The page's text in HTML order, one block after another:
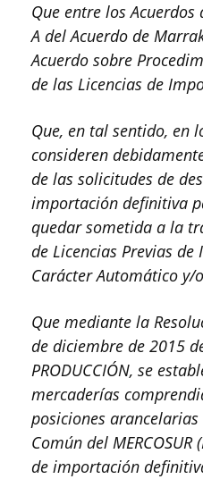
Que entre los Acuerdos
A del Acuerdo de
Acuerdo sobre
de las Licencias de
Que, en tal sentido, en
consideren
de las solicitudes de
importación definitiva
quedar sometida a la
de Licencias Previas
Carácter Automático y/
Que mediante la
de diciembre de 2015
PRODUCCIÓN, se
mercaderías
posiciones
Común del
de importación